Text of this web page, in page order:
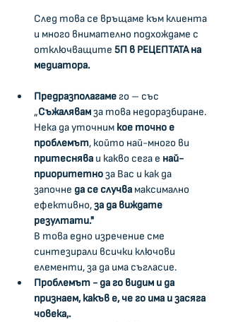
След това се връщаме към клиента
и много внимателно подхождаме с
отключващите 5П в РЕЦЕПТАТА на
медиатора.
Предразполагаме го – със
„Съжалявам за това недоразбиране.
Нека да уточним кое точно е
проблемът, който най-много ви
притеснява и какво сега е най-
приоритетно за Вас и как да
започне да се случва максимално
ефективно, за да виждате
резултати."
В това едно изречение сме
синтезирали всички ключови
елементи, за да има съгласие.
Проблемът - да го видим и да
признаем, какъв е, че го има и засяга
човека,.